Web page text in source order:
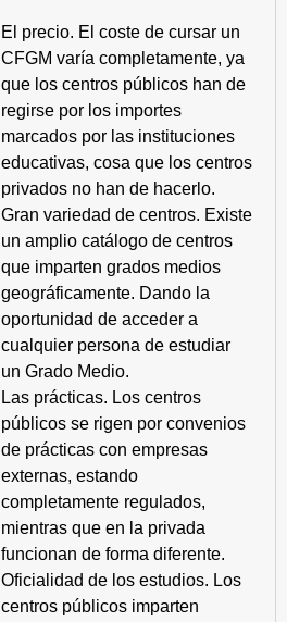
El precio. El coste de cursar un
CFGM varía completamente, ya
que los centros públicos han de
regirse por los importes
marcados por las instituciones
educativas, cosa que los centros
privados no han de hacerlo.
Gran variedad de centros. Existe
un amplio catálogo de centros
que imparten grados medios
geográficamente. Dando la
oportunidad de acceder a
cualquier persona de estudiar
un Grado Medio.
Las prácticas. Los centros
públicos se rigen por convenios
de prácticas con empresas
externas, estando
completamente regulados,
mientras que en la privada
funcionan de forma diferente.
Oficialidad de los estudios. Los
centros públicos imparten